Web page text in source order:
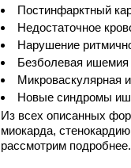
Постинфарктный
Недостаточное
Нарушение
Безболевая ишемия
Микроваскулярная
Новые синдромы
Из всех описанных
миокарда,
рассмотрим подробнее.